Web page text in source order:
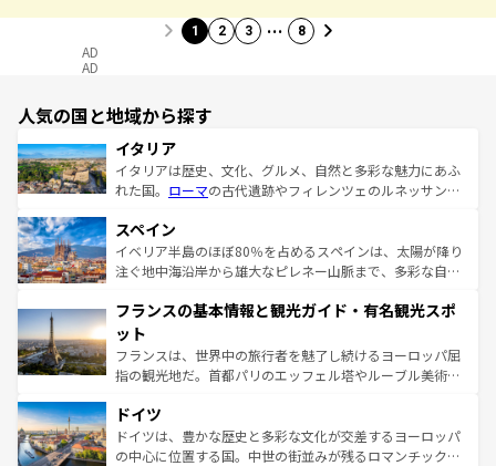
1 2 3 … 8
AD
AD
人気の国と地域から探す
イタリア
イタリアは歴史、文化、グルメ、自然と多彩な魅力にあふ
れた国。 ローマの古代遺跡やフィレンツェのルネッサンス
ろん、トスカーナの美しい田園風景やアマルフィ海岸の絶
景など、自然景観も見逃せない。観光の合間には、本場の
ピザやパスタなど、絶品のイタリア料理を堪能することも
ませてくれるイタリアで、忘れられない旅をしてみよう！
なお、新着のイタリア情報は
しい。
スペイン
イベリア半島のほぼ80％を占めるスペインは、太陽が降り
注ぐ地中海沿岸から雄大なピレネー山脈まで、多彩な自然
文化が根付くこの国では、情熱的なフラメンコ、熱気あふ
れる闘牛、そして美味しいタパスが生活の一部となってい
る。首都マドリードの洗練された雰囲気や、バルセロナの
アートに溢れた街角から、地方では古代ローマ遺跡や中世
せる。地方によって風土や気候が異なるスペインはその個
性で訪れる人を魅了する。 なお、新着のスペイン情報は コ
ンテンツ一覧を参照してほしい。
フランスの基本情報と観光ガイド・有名観光スポ
ット
フランスは、世界中の旅行者を魅了し続けるヨーロッパ屈
指の観光地だ。首都パリのエッフェル塔やルーブル美術館
で、幅広い魅力が詰まっている。華麗な宮殿、歴史的な大
聖堂、美しいビーチ、そして豊かな自然が、訪れる者を心
から魅了する。また、フランスは美食の国としても知ら
ドイツ
ドイツは、豊かな歴史と多彩な文化が交差するヨーロッパ
の中心に位置する国。中世の街並みが残るロマンチック街